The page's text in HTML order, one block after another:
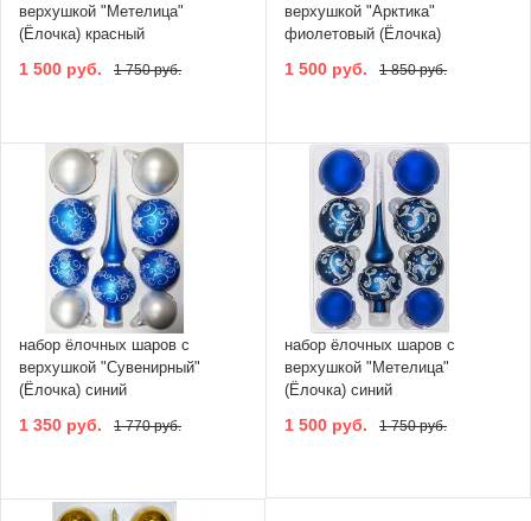
верхушкой "Метелица"
(Ёлочка) красный
1 500 руб. 1 750 руб.
верхушкой "Арктика"
фиолетовый (Ёлочка)
1 500 руб. 1 850 руб.
набор ёлочных шаров с
верхушкой "Сувенирный"
(Ёлочка) синий
1 350 руб. 1 770 руб.
набор ёлочных шаров с
верхушкой "Метелица"
(Ёлочка) синий
1 500 руб. 1 750 руб.